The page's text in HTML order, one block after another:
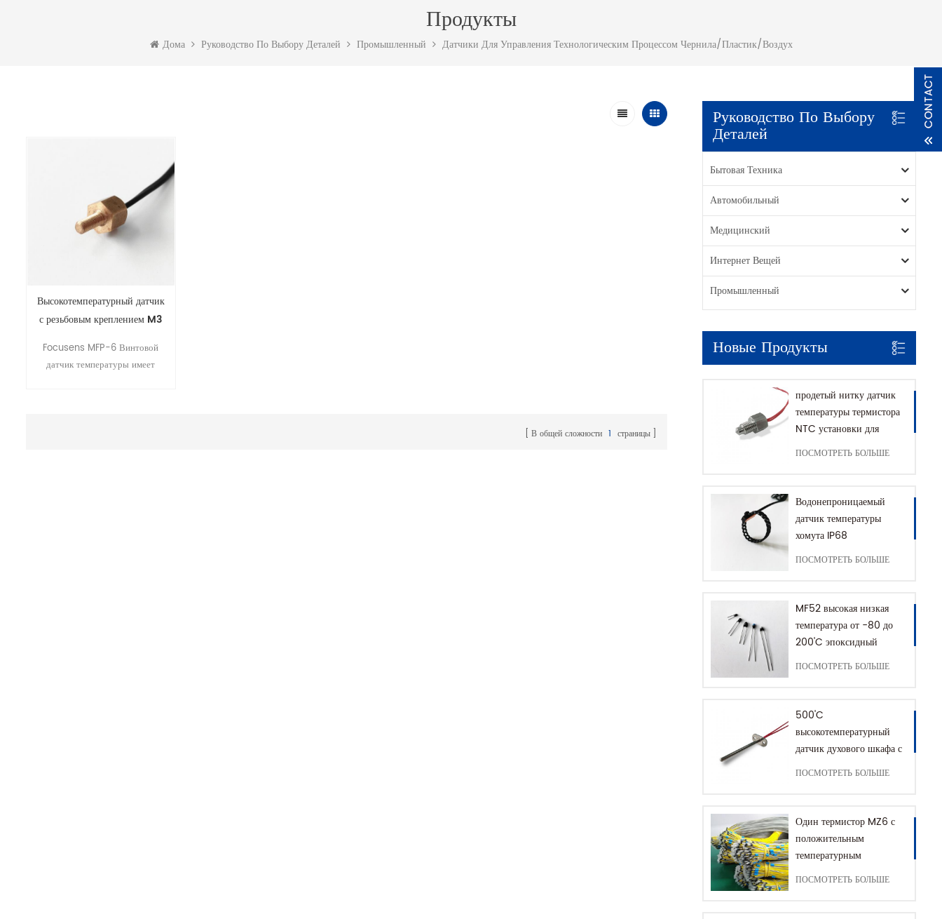
Продукты
Дома Руководство По Выбору Деталей Промышленный Датчики Для Управления Технологическим Процессом Чернила/Пластик/Воздух
Руководство По Выбору
Деталей
Бытовая Техника
Автомобильный
Медицинский
Интернет Вещей
Промышленный
Новые Продукты
продетый нитку датчик
температуры термистора
NTC установки для
кофемашины с домом
ПОСМОТРЕТЬ БОЛЬШЕ
Водонепроницаемый
датчик температуры
хомута IP68
ПОСМОТРЕТЬ БОЛЬШЕ
MF52 высокая низкая
температура от -80 до
200'C эпоксидный
термистор NTC
ПОСМОТРЕТЬ БОЛЬШЕ
500'C
высокотемпературный
датчик духового шкафа с
разъемом заземления
ПОСМОТРЕТЬ БОЛЬШЕ
Один термистор MZ6 с
положительным
температурным
коэффициентом для
ПОСМОТРЕТЬ БОЛЬШЕ
Высокотемпературный датчик
с резьбовым креплением M3
моторный 3D-принтер
Focusens MFP-6 Винтовой
датчик температуры имеет
В общей сложности 1 страницы